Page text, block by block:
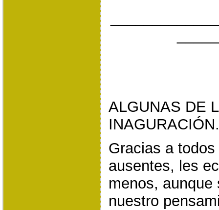
ALGUNAS DE
INAGURACIÓN.
Gracias a
ausentes, les
menos, aunque
nuestro